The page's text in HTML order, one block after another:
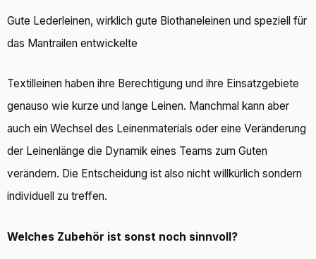
Gute Lederleinen, wirklich gute Biothaneleinen und speziell für
das Mantrailen entwickelte
Textilleinen haben ihre Berechtigung und ihre Einsatzgebiete
genauso wie kurze und lange Leinen. Manchmal kann aber
auch ein Wechsel des Leinenmaterials oder eine Veränderung
der Leinenlänge die Dynamik eines Teams zum Guten
verändern. Die Entscheidung ist also nicht willkürlich sondern
individuell zu treffen.
Welches Zubehör ist sonst noch sinnvoll?